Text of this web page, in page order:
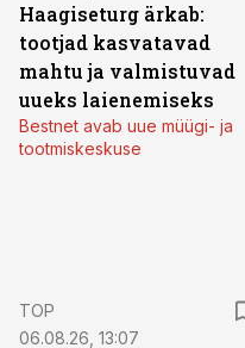
Haagiseturg ärkab:
tootjad kasvatavad
mahtu ja valmistuvad
uueks laienemiseks
Bestnet avab uue müügi- ja
tootmiskeskuse
TOP
06.08.26, 13:07